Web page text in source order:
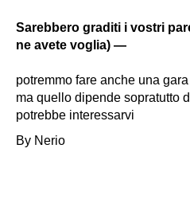
Sarebbero graditi i vostri
ne avete voglia) —
potremmo fare anche una
ma quello dipende sopratutto
potrebbe interessarvi
By Nerio